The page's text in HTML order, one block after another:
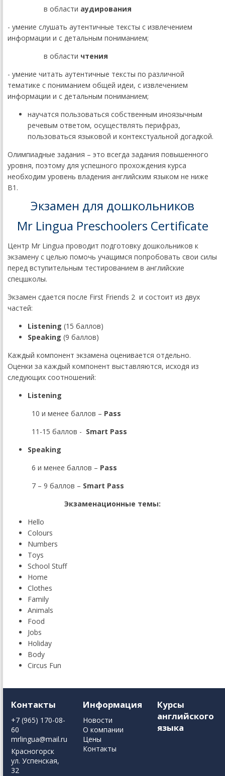
в области аудирования
- умение слушать аутентичные тексты с извлечением
информации и с детальным пониманием;
в области чтения
- умение читать аутентичные тексты по различной
тематике с пониманием общей идеи, с извлечением
информации и с детальным пониманием;
научатся пользоваться собственным иноязычным
речевым ответом, осуществлять перифраз,
пользоваться языковой и контекстуальной догадкой.
Олимпиадные задания – это всегда задания повышенного
уровня, поэтому для успешного прохождения курса
необходим уровень владения английским языком не ниже
В1.
Экзамен для дошкольников
Mr Lingua Preschoolers Certificate
Центр Mr Lingua проводит подготовку дошкольников к
экзамену с целью помочь учащимся попробовать свои силы
перед вступительным тестированием в английские
спецшколы.
Экзамен сдается после First Friends 2 и состоит из двух
частей:
Listening (15 баллов)
Speaking (9 баллов)
Каждый компонент экзамена оценивается отдельно.
Оценки за каждый компонент выставляются, исходя из
следующих соотношений:
Listening
10 и менее баллов – Pass
11-15 баллов - Smart Pass
Speaking
6 и менее баллов – Pass
7 – 9 баллов – Smart Pass
Экзаменационные темы:
Hello
Colours
Numbers
Toys
School Stuff
Home
Clothes
Family
Animals
Food
Jobs
Holiday
Body
Circus Fun
Контакты
+7 (965) 170-08-
60
mrlingua@mail.ru
Красногорск
ул. Успенская,
32
Информация
Новости
О компании
Цены
Контакты
Курсы
английского
языка